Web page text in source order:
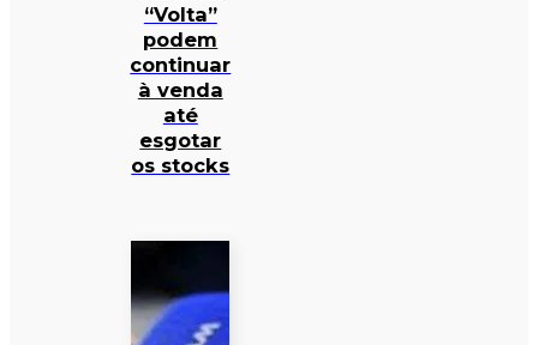
“Volta”
podem
continuar
à venda
até
esgotar
os stocks